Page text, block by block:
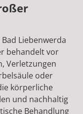
Liebenwerda
behandelt vor
Verletzungen
oder
körperliche
und nachhaltig
Behandlung